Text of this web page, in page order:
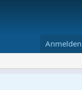
Anmelden